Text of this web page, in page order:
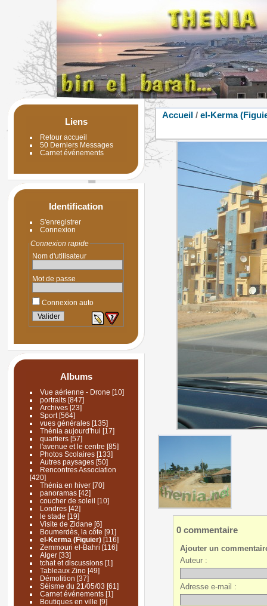
Liens
Retour accueil
50 Derniers Messages
Carnet événements
Identification
S'enregistrer
Connexion
Connexion rapide
Nom d'utilisateur
Mot de passe
Connexion auto
Albums
Vue aérienne - Drone [10]
portraits[847]
Archives [23]
Sport[564]
vues générales[135]
Thénia aujourd'hui [17]
quartiers[57]
l'avenue et le centre [85]
Photos Scolaires[133]
Autres paysages[50]
Rencontres Association
[420]
Thénia en hiver[70]
panoramas[42]
coucher de soleil [10]
Londres[42]
le stade [19]
Visite de Zidane [6]
Boumerdès, la côte [91]
el-Kerma (Figuier)[116]
Zemmouri el-Bahri [116]
Alger[33]
tchat et discussions[1]
Tableaux Zino[49]
Démolition [37]
Séisme du 21/05/03 [61]
Carnet événements[1]
Boutiques en ville [9]
Accueil / el-Kerma
0 commentaire
Ajouter un
Auteur :
Adresse e-mail :